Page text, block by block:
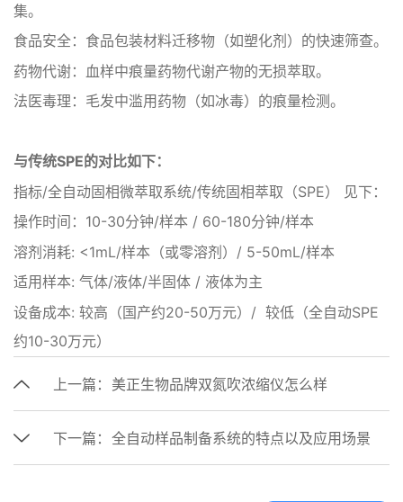
集。
‌食品安全‌：食品包装材料迁移物（如塑化剂）的快速筛查。
‌药物代谢‌：血样中痕量药物代谢产物的无损萃取。
‌法医毒理‌：毛发中滥用药物（如冰毒）的痕量检测。
与传统SPE的对比‌如下：
‌指标‌/全自动固相微萃取系统‌/‌传统固相萃取（SPE）‌ 见下：
操作时间：10-30分钟/样本 / 60-180分钟/样本
溶剂消耗: <1mL/样本（或零溶剂）/ 5-50mL/样本
适用样本: 气体/液体/半固体 / 液体为主
设备成本: 较高（国产约20-50万元）/ 较低（全自动SPE
约10-30万元）
上一篇： 美正生物品牌双氮吹浓缩仪怎么样
下一篇： 全自动样品制备系统的特点以及应用场景